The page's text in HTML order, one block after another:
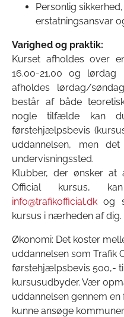
Personlig
erstatningsansvar
Varighed og praktik:
Kurset afholdes over
16.00-21.00 og lørdag
afholdes lørdag/
består af både
nogle tilfælde kan
førstehjælpsbevis
uddannelsen, men
undervisningssted.
Klubber, der ønsker at
Official kursus,
info@trafikofficial.dk og
kursus i nærheden af dig.
Økonomi: Det koster
uddannelsen som Trafik
førstehjælpsbevis 500,-
kursusudbyder. Vær
uddannelsen gennem
kunne ansøge